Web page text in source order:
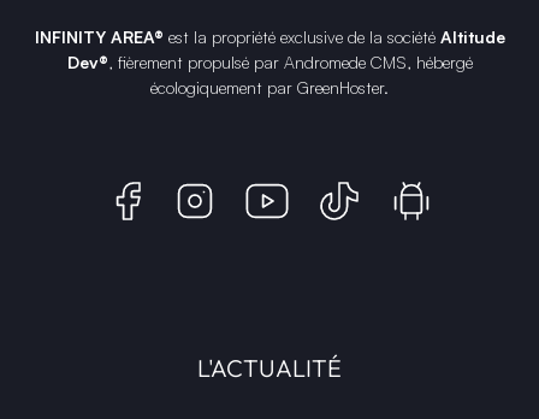
INFINITY AREA® est la propriété exclusive de la société Altitude
Dev®, fièrement propulsé par Andromede CMS, hébergé
écologiquement par GreenHoster.
L'ACTUALITÉ